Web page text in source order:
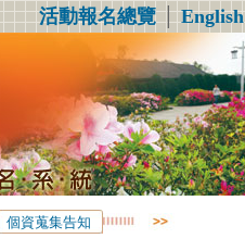
活動報名總覽│English
個資蒐集告知